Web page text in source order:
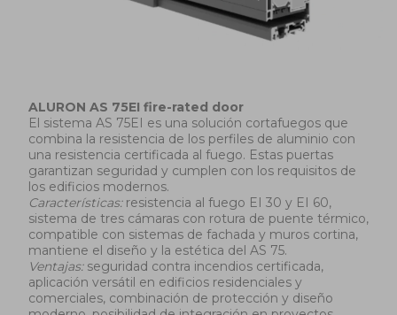
ALURON AS 75EI fire-rated door
El sistema AS 75EI es una solución cortafuegos que
combina la resistencia de los perfiles de aluminio con
una resistencia certificada al fuego. Estas puertas
garantizan seguridad y cumplen con los requisitos de
los edificios modernos.
Características:resistencia al fuego EI 30 y EI 60,
sistema de tres cámaras con rotura de puente térmico,
compatible con sistemas de fachada y muros cortina,
mantiene el diseño y la estética del AS 75.
Ventajas: seguridad contra incendios certificada,
aplicación versátil en edificios residenciales y
comerciales, combinación de protección y diseño